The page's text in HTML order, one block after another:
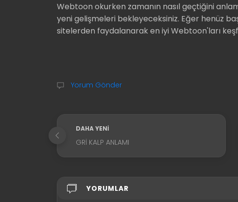
Webtoon okurken zamanın nasıl geçtiğini
yeni gelişmeleri bekleyeceksiniz. Eğer henüz
sitelerden faydalanarak en iyi Webtoon'ları
Yorum Gönder
DAHA YENI
GRI KALP ANLAMI
YORUMLAR